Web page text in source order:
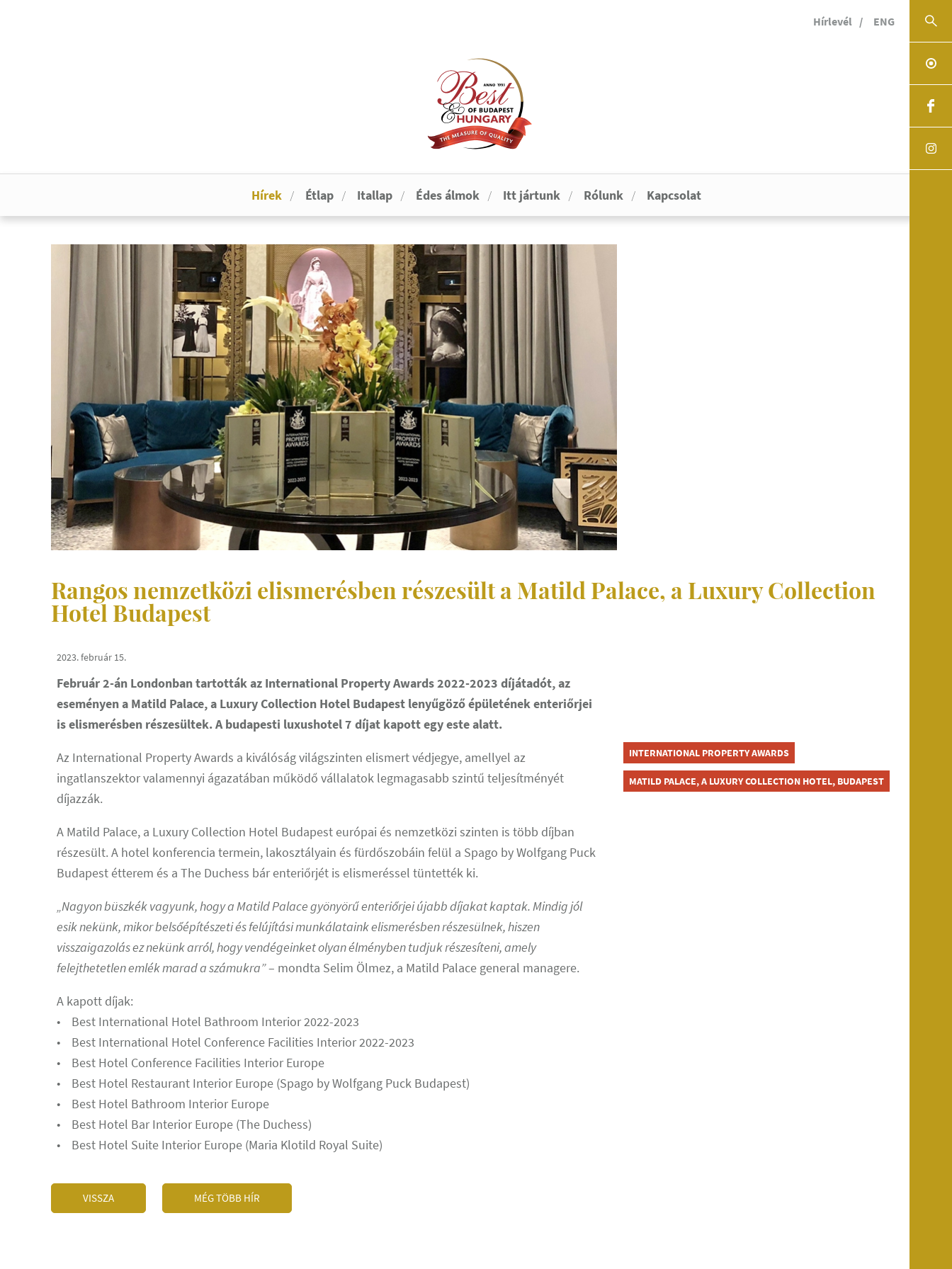
Hírlevél ENG
Hírek Étlap Itallap Édes álmok Itt jártunk Rólunk Kapcsolat
Rangos nemzetközi elismerésben részesült a Matild Palace, a Luxury Collection
Hotel Budapest
2023. február 15.
Február 2-án Londonban tartották az International Property Awards 2022-2023 díjátadót, az
eseményen a Matild Palace, a Luxury Collection Hotel Budapest lenyűgöző épületének enteriőrjei
is elismerésben részesültek. A budapesti luxushotel 7 díjat kapott egy este alatt.
Az International Property Awards a kiválóság világszinten elismert védjegye, amellyel az
ingatlanszektor valamennyi ágazatában működő vállalatok legmagasabb szintű teljesítményét
díjazzák.
A Matild Palace, a Luxury Collection Hotel Budapest európai és nemzetközi szinten is több díjban
részesült. A hotel konferencia termein, lakosztályain és fürdőszobáin felül a Spago by Wolfgang Puck
Budapest étterem és a The Duchess bár enteriőrjét is elismeréssel tüntették ki.
„Nagyon büszkék vagyunk, hogy a Matild Palace gyönyörű enteriőrjei újabb díjakat kaptak. Mindig jól
esik nekünk, mikor belsőépítészeti és felújítási munkálataink elismerésben részesülnek, hiszen
visszaigazolás ez nekünk arról, hogy vendégeinket olyan élményben tudjuk részesíteni, amely
felejthetetlen emlék marad a számukra”– mondta Selim Ölmez, a Matild Palace general managere.
A kapott díjak:
• Best International Hotel Bathroom Interior 2022-2023
• Best International Hotel Conference Facilities Interior 2022-2023
• Best Hotel Conference Facilities Interior Europe
• Best Hotel Restaurant Interior Europe (Spago by Wolfgang Puck Budapest)
• Best Hotel Bathroom Interior Europe
• Best Hotel Bar Interior Europe (The Duchess)
• Best Hotel Suite Interior Europe (Maria Klotild Royal Suite)
INTERNATIONAL PROPERTY AWARDS
MATILD PALACE, A LUXURY COLLECTION HOTEL, BUDAPEST
VISSZA MÉG TÖBB HÍR